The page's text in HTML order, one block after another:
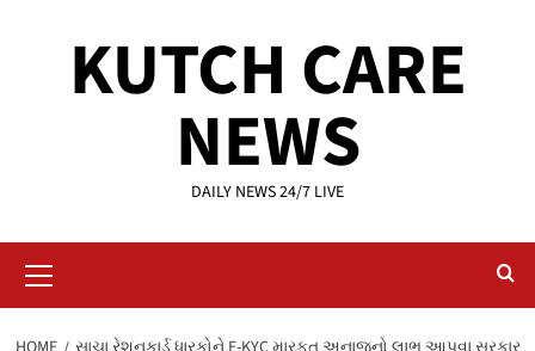
KUTCH CARE
NEWS
DAILY NEWS 24/7 LIVE
Menu